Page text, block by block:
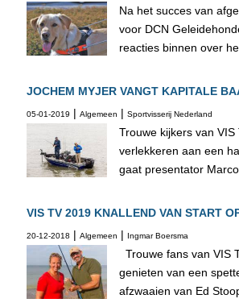
Na het succes van
voor DCN
reacties binnen over
JOCHEM MYJER VANGT KAPITALE
05-01-2019 | Algemeen | Sportvisserij Nederland
Trouwe kijkers van
verlekkeren aan een
gaat presentator
VIS TV 2019 KNALLEND VAN START
20-12-2018 | Algemeen | Ingmar Boersma
Trouwe fans van VIS
genieten van een
afzwaaien van Ed